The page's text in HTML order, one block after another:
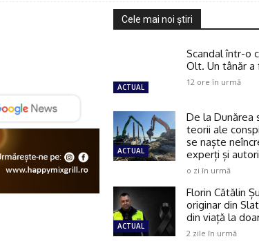
Cele mai noi ştiri
ACTUAL
Scandal într-o
Olt. Un tânăr
12 ore în urmă
ACTUAL
De la Dunărea
teorii ale
se naște
experți și
o zi în urmă
ACTUAL
Florin Cătălin
originar din
din viață la
2 zile în urmă